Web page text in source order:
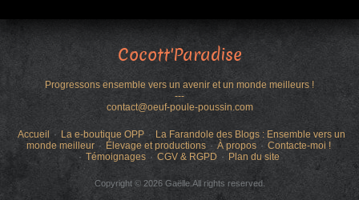
Cocott'Paradise
Progressons ensemble vers un avenir et un monde meilleurs !
---
contact@oeuf-poule-poussin.com
Accueil La e-boutique OPP
La Farandole des Blogs : Ensemble vers un
monde meilleur
Élevage et productions À propos
Contacte-moi !
Témoignages
CGV & RGPD Plan du site
Copyright © 2026 Gaëlle.All rights reserved.